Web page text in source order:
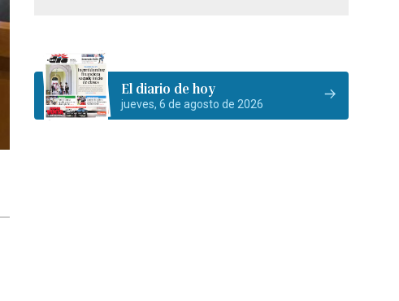
El diario de hoy
jueves, 6 de agosto de 2026